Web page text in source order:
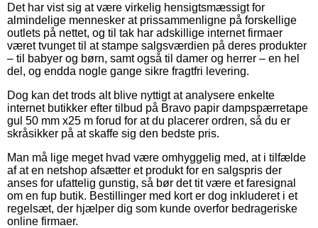
Det har vist sig at være virkelig hensigtsmæssigt for
almindelige mennesker at prissammenligne på forskellige
outlets på nettet, og til tak har adskillige internet firmaer
været tvunget til at stampe salgsværdien på deres produkter
– til babyer og børn, samt også til damer og herrer – en hel
del, og endda nogle gange sikre fragtfri levering.
Dog kan det trods alt blive nyttigt at analysere enkelte
internet butikker efter tilbud på Bravo papir dampspærretape
gul 50 mm x25 m forud for at du placerer ordren, så du er
skråsikker på at skaffe sig den bedste pris.
Man må lige meget hvad være omhyggelig med, at i tilfælde
af at en netshop afsætter et produkt for en salgspris der
anses for ufattelig gunstig, så bør det tit være et faresignal
om en fup butik. Bestillinger med kort er dog inkluderet i et
regelsæt, der hjælper dig som kunde overfor bedrageriske
online firmaer.